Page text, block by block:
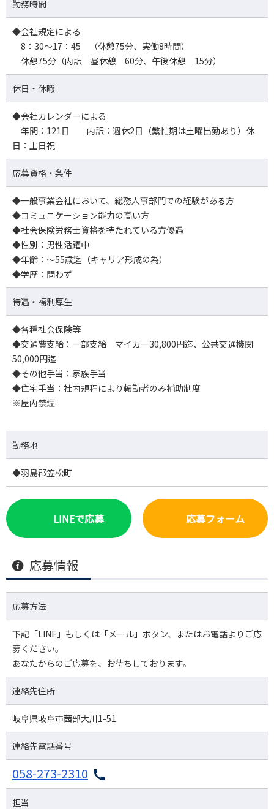
勤務時間
◆会社規定による
8：30～17：45 （休憩75分、実働8時間）
休憩75分（内訳 昼休憩 60分、午後休憩 15分）
休日・休暇
◆会社カレンダーによる
年間：121日 内訳：週休2日（繁忙期は土曜出勤あり）休
日：土日祝
応募資格・条件
◆一般事業会社において、総務人事部門での経験がある方
◆コミュニケーション能力の高い方
◆社会保険労務士資格を持たれている方優遇
◆性別：男性活躍中
◆年齢：～55歳迄（キャリア形成の為）
◆学歴：問わず
待遇・福利厚生
◆各種社会保険等
◆交通費支給：一部支給 マイカー30,800円迄、公共交通機関
50,000円迄
◆その他手当：家族手当
◆住宅手当：社内規程により転勤者のみ補助制度
※屋内禁煙
勤務地
◆羽島郡笠松町
LINEで応募 応募フォーム
応募情報
応募方法
下記「LINE」もしくは「メール」ボタン、またはお電話よりご応
募ください。
あなたからのご応募を、お待ちしております。
連絡先住所
岐阜県岐阜市茜部大川1-51
連絡先電話番号
058-273-2310
担当